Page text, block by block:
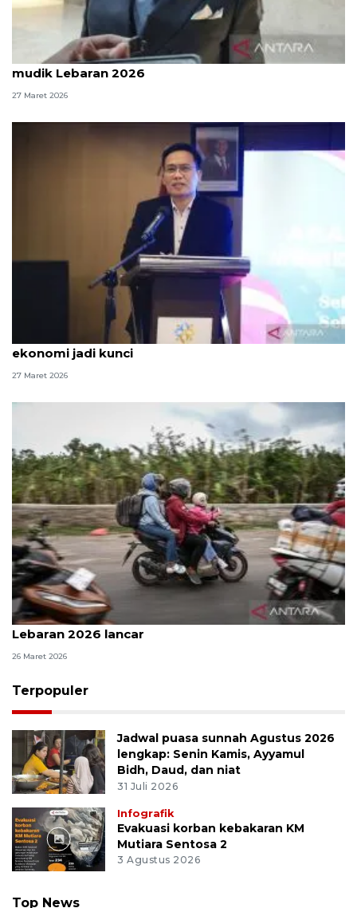
Komisi III DPR: Polri sudah kerja maksimal atur
mudik Lebaran 2026
27 Maret 2026
Migrasi penduduk pascamudik tinggi, pemerataan
ekonomi jadi kunci
27 Maret 2026
Pemilir sepeda motor nilai arus mudik-balik
Lebaran 2026 lancar
26 Maret 2026
Terpopuler
Jadwal puasa sunnah Agustus 2026
lengkap: Senin Kamis, Ayyamul
Bidh, Daud, dan niat
31 Juli 2026
Infografik
Evakuasi korban kebakaran KM
Mutiara Sentosa 2
3 Agustus 2026
Top News